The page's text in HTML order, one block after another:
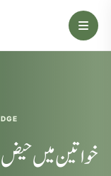
خواتین میں